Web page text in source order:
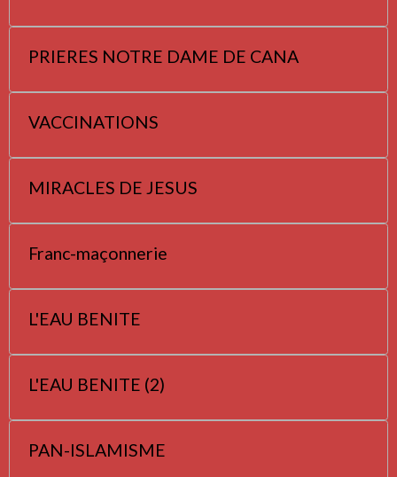
PRIERES NOTRE DAME DE CANA
VACCINATIONS
MIRACLES DE JESUS
Franc-maçonnerie
L'EAU BENITE
L'EAU BENITE (2)
PAN-ISLAMISME